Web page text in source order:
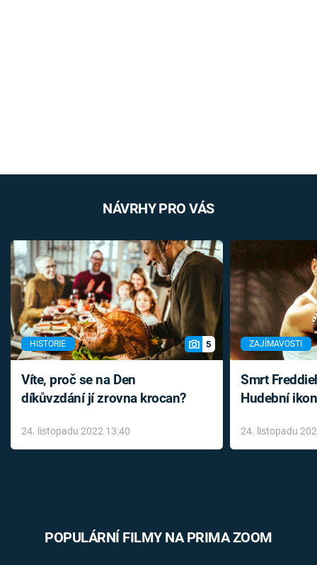
NÁVRHY PRO VÁS
HISTORIE 5
Víte, proč se na Den
díkůvzdání jí zrovna krocan?
24. listopadu 2022 13:40
ZAJÍMAVOSTI
Smrt
Hudební
léky
24. listopadu
POPULÁRNÍ FILMY NA PRIMA ZOOM